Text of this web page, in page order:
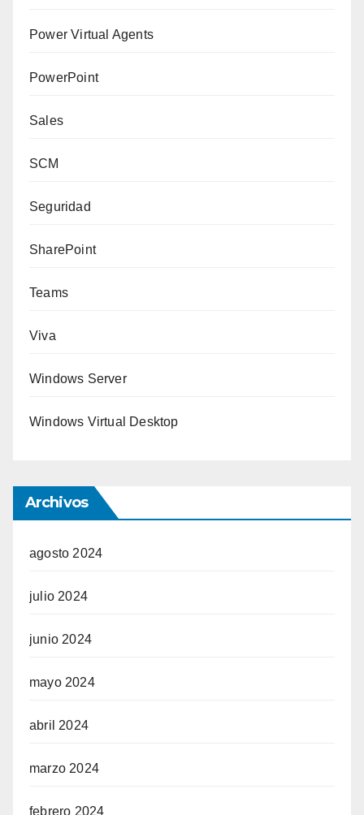
Power Virtual Agents
PowerPoint
Sales
SCM
Seguridad
SharePoint
Teams
Viva
Windows Server
Windows Virtual Desktop
Archivos
agosto 2024
julio 2024
junio 2024
mayo 2024
abril 2024
marzo 2024
febrero 2024